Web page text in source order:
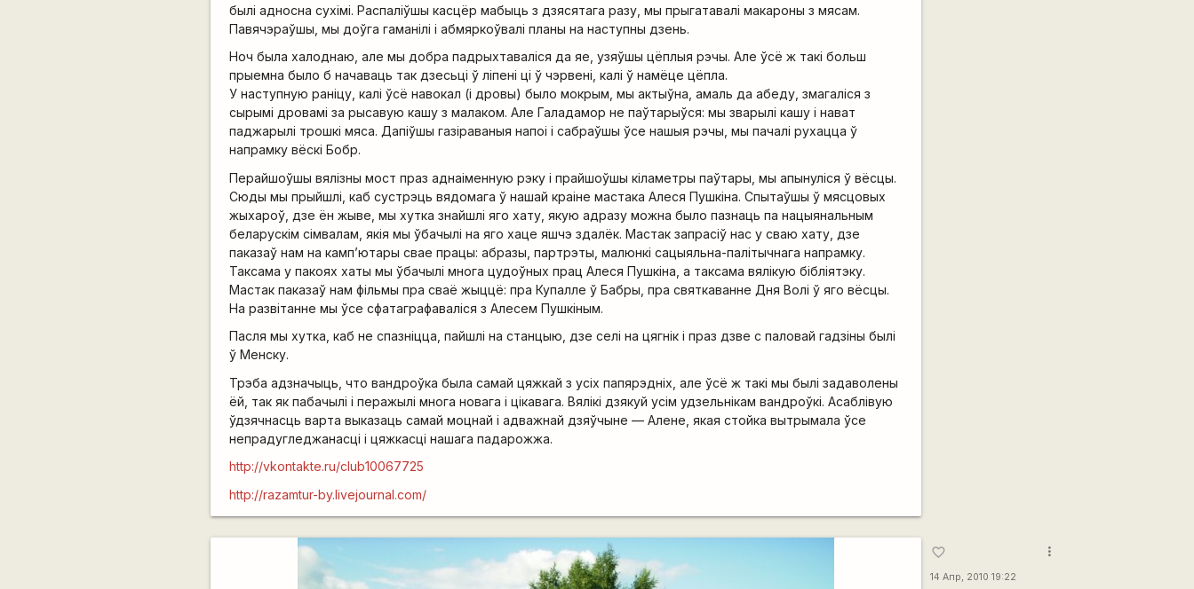
былі адносна сухімі. Распаліўшы касцёр мабыць з дзясятага разу, мы прыгатавалі макароны з мясам.
Павячэраўшы, мы доўга гаманілі і абмяркоўвалі планы на наступны дзень.
Ноч была халоднаю, але мы добра падрыхтаваліся да яе, узяўшы цёплыя рэчы. Але ўсё ж такі больш
прыемна было б начаваць так дзесьці ў ліпені ці ў чэрвені, калі ў намёце цёпла.
У наступную раніцу, калі ўсё навокал (і дровы) было мокрым, мы актыўна, амаль да абеду, змагаліся з
сырымі дровамі за рысавую кашу з малаком. Але Галадамор не паўтарыўся: мы зварылі кашу і нават
паджарылі трошкі мяса. Дапіўшы газіраваныя напоі і сабраўшы ўсе нашыя рэчы, мы пачалі рухацца ў
напрамку вёскі Бобр.
Перайшоўшы вялізны мост праз аднаіменную рэку і прайшоўшы кіламетры паўтары, мы апынуліся ў вёсцы.
Сюды мы прыйшлі, каб сустрэць вядомага ў нашай краіне мастака Алеся Пушкіна. Спытаўшы ў мясцовых
жыхароў, дзе ён жыве, мы хутка знайшлі яго хату, якую адразу можна было пазнаць па нацыянальным
беларускім сімвалам, якія мы ўбачылі на яго хаце яшчэ здалёк. Мастак запрасіў нас у сваю хату, дзе
паказаў нам на камп’ютары свае працы: абразы, партрэты, малюнкі сацыяльна-палітычнага напрамку.
Таксама у пакоях хаты мы ўбачылі многа цудоўных прац Алеся Пушкіна, а таксама вялікую бібліятэку.
Мастак паказаў нам фільмы пра сваё жыццё: пра Купалле ў Бабры, пра святкаванне Дня Волі ў яго вёсцы.
На развітанне мы ўсе сфатаграфаваліся з Алесем Пушкіным.
Пасля мы хутка, каб не спазніцца, пайшлі на станцыю, дзе селі на цягнік і праз дзве с паловай гадзіны былі
ў Менску.
Трэба адзначыць, что вандроўка была самай цяжкай з усіх папярэдніх, але ўсё ж такі мы былі задаволены
ёй, так як пабачылі і перажылі многа новага і цікавага. Вялікі дзякуй усім удзельнікам вандроўкі. Асаблівую
ўдзячнасць варта выказаць самай моцнай і адважнай дзяўчыне — Алене, якая стойка вытрымала ўсе
непрадугледжанасці і цяжкасці нашага падарожжа.
http://vkontakte.ru/club10067725
http://razamtur-by.livejournal.com/
favorite_border
14 Апр, 2010 19:22
more_vert